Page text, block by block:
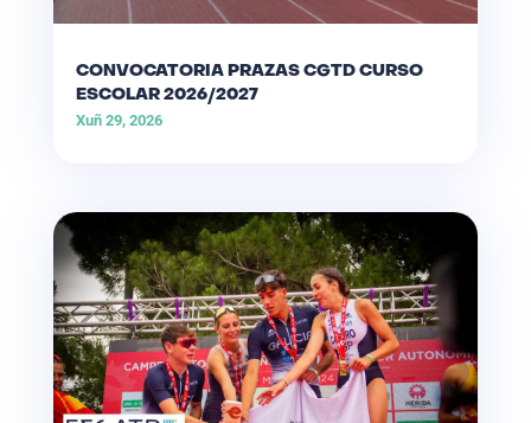
CONVOCATORIA PRAZAS CGTD CURSO
ESCOLAR 2026/2027
Xuñ 29, 2026